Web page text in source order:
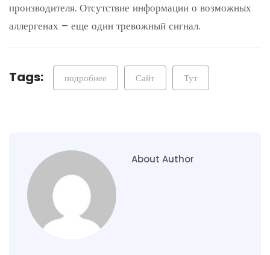
производителя. Отсутствие информации о возможных
аллергенах – еще один тревожный сигнал.
Tags: подробнее Сайт Тут
About Author